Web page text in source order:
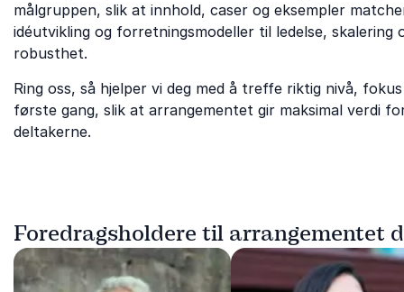
målgruppen, slik at innhold, caser og eksempler
idéutvikling og forretningsmodeller til ledelse, skalering
robusthet.
Ring oss, så hjelper vi deg med å treffe riktig nivå,
første gang, slik at arrangementet gir maksimal verdi
deltakerne.
Foredragsholdere til arrangementet